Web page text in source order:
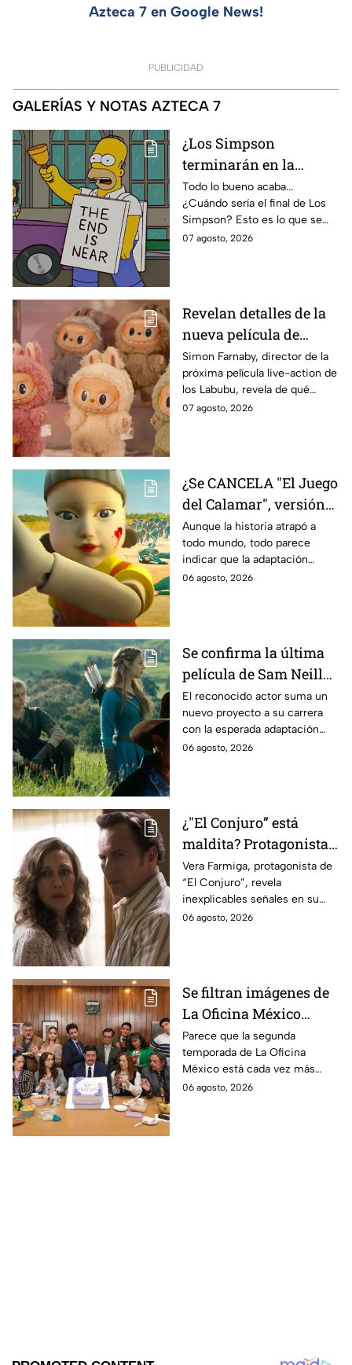
Azteca 7 en Google News!
PUBLICIDAD
GALERÍAS Y NOTAS AZTECA 7
¿Los Simpson
terminarán en la
temporada 40? Actriz
de Bart Simpson da
IMPACTANTE
declaración
Todo lo bueno acaba...
¿Cuándo sería el final de Los
Simpson? Esto es lo que se
sabe:
07 agosto, 2026
Revelan detalles de la
nueva película de
Labubu: de qué tratará
y cuándo se estrena
Simon Farnaby, director de la
próxima película live-action de
los Labubu, revela de qué
tratará la cinta. Aquí te
07 agosto, 2026
¿Se CANCELA "El Juego
del Calamar", versión
Estados Unidos? Esto
es lo que se sabe al
momento
Aunque la historia atrapó a
todo mundo, todo parece
indicar que la adaptación
podría ser cancelada:
06 agosto, 2026
Se confirma la última
película de Sam Neill
antes de morir: esto es
lo que se sabe hasta
ahora
El reconocido actor suma un
nuevo proyecto a su carrera
con la esperada adaptación
cinematográfica del popular
06 agosto, 2026
¿"El Conjuro” está
maldita? Protagonista
revela INQUIETANTES
señales en su cuerpo
durante la grabación de
la película
Vera Farmiga, protagonista de
“El Conjuro”, revela
inexplicables señales en su
cuerpo durante el rodaje de la
06 agosto, 2026
Se filtran imágenes de
La Oficina México
temporada 2 y un
detalle desata teorías
entre los fans
Parece que la segunda
temporada de La Oficina
México está cada vez más
cerca, pues el elenco ya se
06 agosto, 2026